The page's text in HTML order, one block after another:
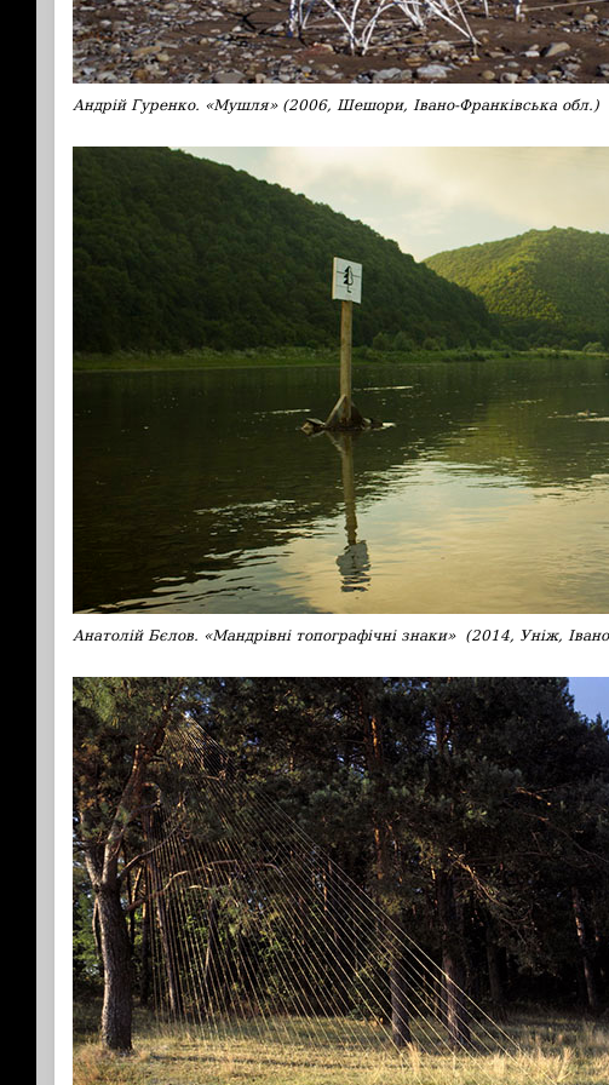
Андрій Гуренко. «Мушля» (2006, Шешори, Івано-Франківська обл.)
Анатолій Бєлов. «Мандрівні топографічні знаки» (2014, Уніж,